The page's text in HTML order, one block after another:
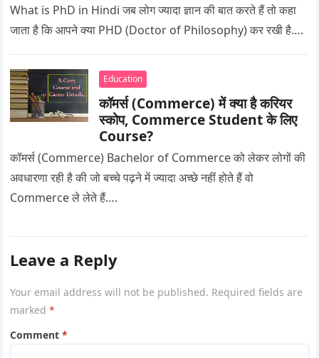
What is PhD in Hindi जब लोग ज्यादा ज्ञान की बात करते हैं तो कहा
जाता है कि आपने क्या PHD (Doctor of Philosophy) कर रखी है….
Education
कॉमर्स (Commerce) में क्या है करियर
स्कोप, Commerce Student के लिए
Course?
कॉमर्स (Commerce) Bachelor of Commerce को लेकर लोगों की
अवधारणा रही है की जो बच्चे पढ़ने में ज्यादा अच्छे नहीं होते हैं वो
Commerce ले लेते हैं….
Leave a Reply
Your email address will not be published. Required fields are
marked*
Comment*